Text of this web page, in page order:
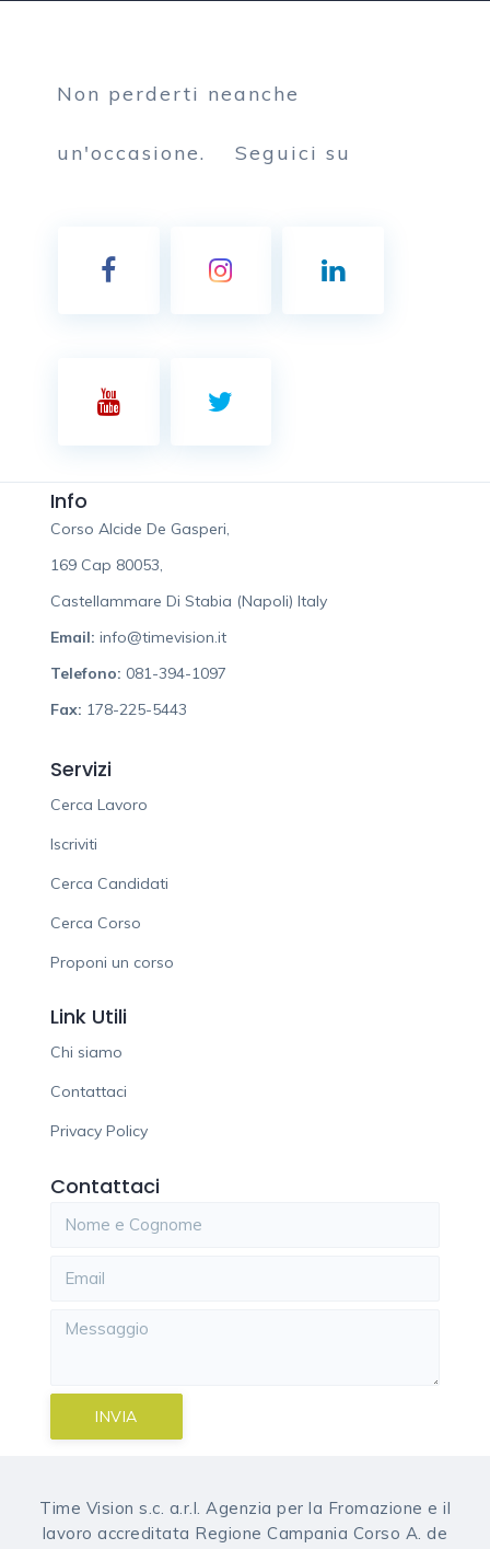
Non perderti neanche
un'occasione. Seguici su
Info
Corso Alcide De Gasperi,
169 Cap 80053,
Castellammare Di Stabia (Napoli) Italy
Email: info@timevision.it
Telefono: 081-394-1097
Fax: 178-225-5443
Servizi
Cerca Lavoro
Iscriviti
Cerca Candidati
Cerca Corso
Proponi un corso
Link Utili
Chi siamo
Contattaci
Privacy Policy
Contattaci
INVIA
Time Vision s.c. a.r.l. Agenzia per la Fromazione e il
lavoro accreditata Regione Campania Corso A. de